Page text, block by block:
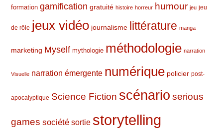
formation gamification gratuité histoire horreur humour jeu jeu
de rôle jeux vidéo journalisme littérature manga
marketing Myself mythologie méthodologie narration
Visuelle narration émergente numérique policier post-
apocalyptique Science Fiction scénario serious
games société sortie storytelling